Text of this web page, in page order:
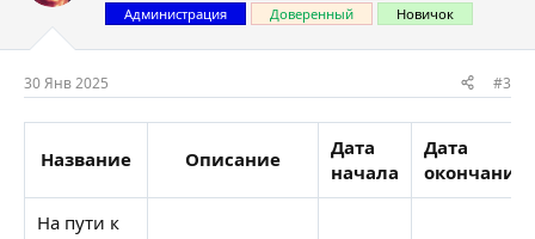
Администрация
Доверенный Новичок
30 Янв 2025 #3
Название Описание
Дата
начала
Дата
окончания
На пути к